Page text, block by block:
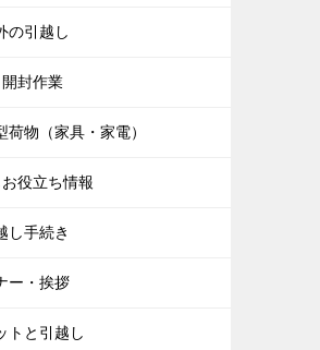
の引越し
封作業
荷物（家具・家電）
役立ち情報
し手続き
ー・挨拶
トと引越し